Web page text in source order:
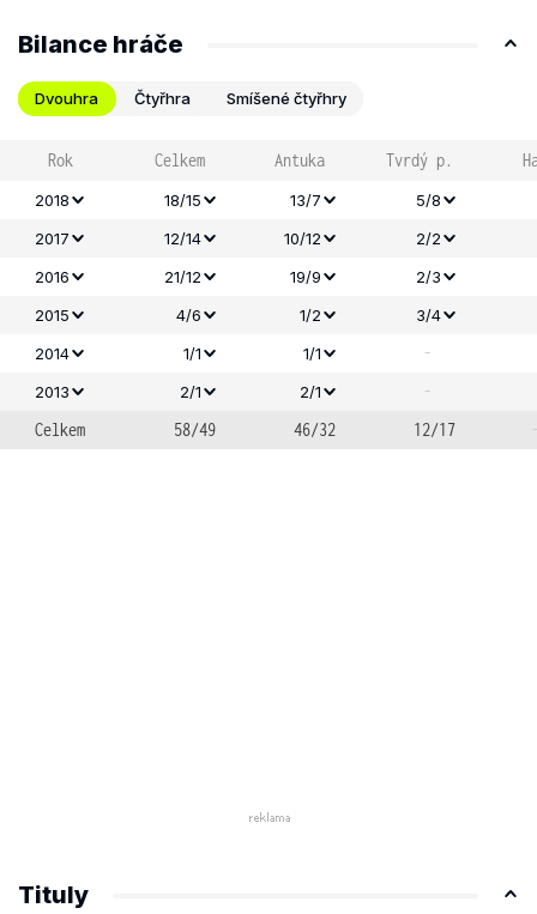
Bilance hráče
Dvouhra Čtyřhra Smíšené čtyřhry
Rok Celkem Antuka Tvrdý p.
2018 18/15 13/7
5/8
2017
12/14 10/12
2/2
2016
21/12 19/9
2/3
2015
4/6 1/2
3/4
2014
1/1 1/1 -
2013 2/1 2/1
-
Celkem
58/49 46/32 12/17
Tituly